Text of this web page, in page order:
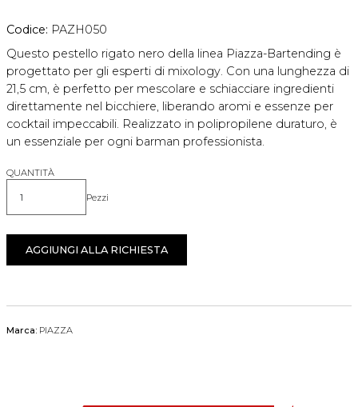
Codice: PAZH050
Questo pestello rigato nero della linea Piazza-Bartending è
progettato per gli esperti di mixology. Con una lunghezza di
21,5 cm, è perfetto per mescolare e schiacciare ingredienti
direttamente nel bicchiere, liberando aromi e essenze per
cocktail impeccabili. Realizzato in polipropilene duraturo, è
un essenziale per ogni barman professionista.
QUANTITÀ
Quantità Pezzi
AGGIUNGI ALLA RICHIESTA
Marca: PIAZZA